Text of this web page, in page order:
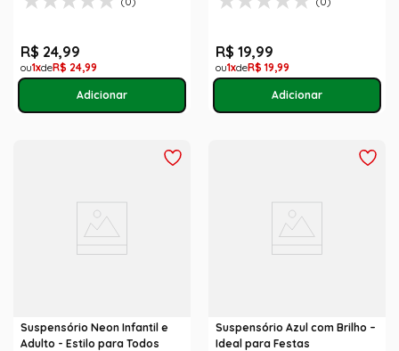
R$ 24,99
1 R$ 24,99
R$ 19,99
1 R$ 19,99
Suspensório Neon Infantil e
Adulto - Estilo para Todos
Suspensório Azul com Brilho –
Ideal para Festas